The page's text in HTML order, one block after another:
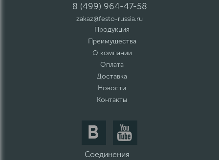
8 (499) 964-47-58
zakaz@festo-russia.ru
Продукция
Преимущества
О компании
Оплата
Доставка
Новости
Контакты
Соединения